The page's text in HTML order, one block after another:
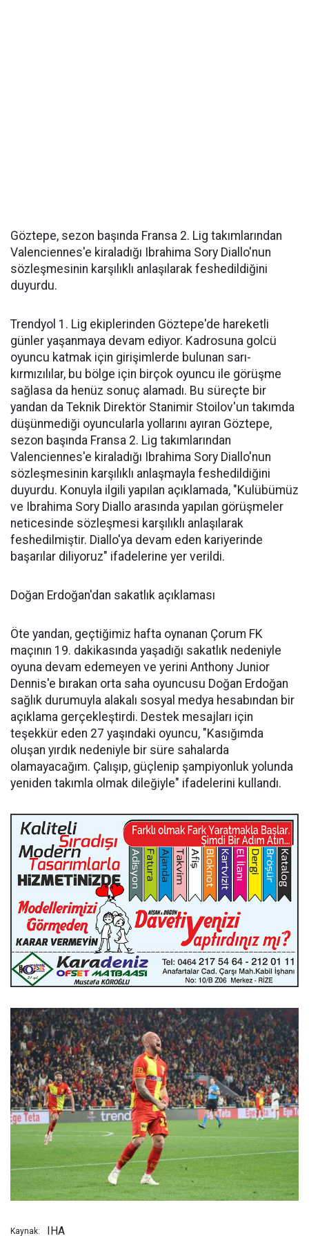
Göztepe, sezon başında Fransa 2. Lig takımlarından
Valenciennes'e kiraladığı Ibrahima Sory Diallo'nun
sözleşmesinin karşılıklı anlaşılarak feshedildiğini
duyurdu.
Trendyol 1. Lig ekiplerinden Göztepe'de hareketli
günler yaşanmaya devam ediyor. Kadrosuna golcü
oyuncu katmak için girişimlerde bulunan sarı-
kırmızılılar, bu bölge için birçok oyuncu ile görüşme
sağlasa da henüz sonuç alamadı. Bu süreçte bir
yandan da Teknik Direktör Stanimir Stoilov'un takımda
düşünmediği oyuncularla yollarını ayıran Göztepe,
sezon başında Fransa 2. Lig takımlarından
Valenciennes'e kiraladığı Ibrahima Sory Diallo'nun
sözleşmesinin karşılıklı anlaşmayla feshedildiğini
duyurdu. Konuyla ilgili yapılan açıklamada, "Kulübümüz
ve Ibrahima Sory Diallo arasında yapılan görüşmeler
neticesinde sözleşmesi karşılıklı anlaşılarak
feshedilmiştir. Diallo'ya devam eden kariyerinde
başarılar diliyoruz" ifadelerine yer verildi.
Doğan Erdoğan'dan sakatlık açıklaması
Öte yandan, geçtiğimiz hafta oynanan Çorum FK
maçının 19. dakikasında yaşadığı sakatlık nedeniyle
oyuna devam edemeyen ve yerini Anthony Junior
Dennis'e bırakan orta saha oyuncusu Doğan Erdoğan
sağlık durumuyla alakalı sosyal medya hesabından bir
açıklama gerçekleştirdi. Destek mesajları için
teşekkür eden 27 yaşındaki oyuncu, "Kasığımda
oluşan yırdık nedeniyle bir süre sahalarda
olamayacağım. Çalışıp, güçlenip şampiyonluk yolunda
yeniden takımla olmak dileğiyle" ifadelerini kullandı.
Kaynak: IHA